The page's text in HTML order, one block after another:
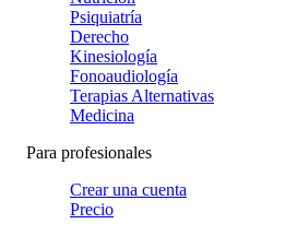
Psiquiatría
Derecho
Kinesiología
Fonoaudiología
Terapias Alternativas
Medicina
Para profesionales
Crear una cuenta
Precio